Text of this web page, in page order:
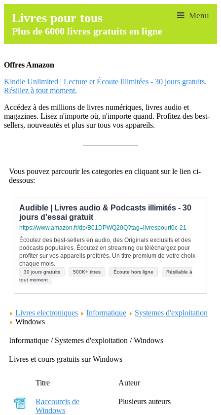
Livres pour tous
Plus de 6000 livres gratuits en ligne
Offres Amazon
Kindle Unlimited | Lecture et Écoute Illimitées - 30 jours gratuits.
Résiliez à tout moment.
Accédez à des millions de livres numériques, livres audio et
magazines. Lisez n'importe où, n'importe quand. Profitez des best-
sellers, nouveautés et plus sur tous vos appareils.
Vous pouvez parcourir les categories en cliquant sur le lien ci-
dessous:
Audible | Livres audio & Podcasts illimités - 30
jours d'essai gratuit
https://www.amazon.fr/dp/B01DPWQ20Q?tag=livrespourt0c-21
Écoutez des best-sellers en audio, des Originals exclusifs et des
podcasts populaires. Écoutez en streaming ou téléchargez pour
profiter sur vos appareils préférés. Un titre premium de votre choix
chaque mois.
30 jours gratuits 500K+ titres Écoute hors ligne
Résiliable à
tout moment
Livres electroniques Informatique
Systemes d'exploitation
Windows
Informatique / Systemes d'exploitation / Windows
Livres et cours gratuits sur Windows
Titre Auteur
Raccourcis de
Windows
Plusieurs auteurs